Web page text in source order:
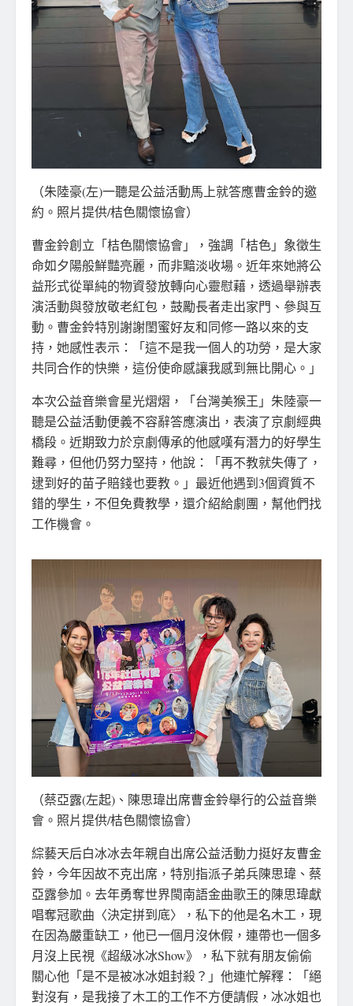
（朱陸豪(左)一聽是公益活動馬上就答應曹金鈴的邀
約。照片提供/桔色關懷協會）
曹金鈴創立「桔色關懷協會」，強調「桔色」象徵生
命如夕陽般鮮豔亮麗，而非黯淡收場。近年來她將公
益形式從單純的物資發放轉向心靈慰藉，透過舉辦表
演活動與發放敬老紅包，鼓勵長者走出家門、參與互
動。曹金鈴特別謝謝閨蜜好友和同修一路以來的支
持，她感性表示：「這不是我一個人的功勞，是大家
共同合作的快樂，這份使命感讓我感到無比開心。」
本次公益音樂會星光熠熠，「台灣美猴王」朱陸豪一
聽是公益活動便義不容辭答應演出，表演了京劇經典
橋段。近期致力於京劇傳承的他感嘆有潛力的好學生
難尋，但他仍努力堅持，他說：「再不教就失傳了，
逮到好的苗子賠錢也要教。」最近他遇到3個資質不
錯的學生，不但免費教學，還介紹給劇團，幫他們找
工作機會。
（蔡亞露(左起)、陳思瑋出席曹金鈴舉行的公益音樂
會。照片提供/桔色關懷協會）
綜藝天后白冰冰去年親自出席公益活動力挺好友曹金
鈴，今年因故不克出席，特別指派子弟兵陳思瑋、蔡
亞露參加。去年勇奪世界閩南語金曲歌王的陳思瑋獻
唱奪冠歌曲〈決定拼到底〉，私下的他是名木工，現
在因為嚴重缺工，他已一個月沒休假，連帶也一個多
月沒上民視《超級冰冰Show》，私下就有朋友偷偷
關心他「是不是被冰冰姐封殺？」他連忙解釋：「絕
對沒有，是我接了木工的工作不方便請假，冰冰姐也